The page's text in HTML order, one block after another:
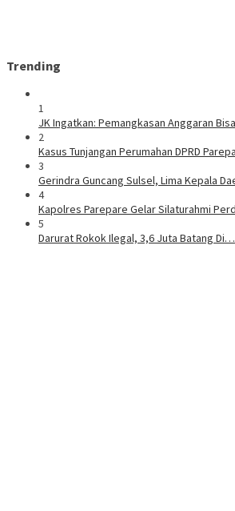
Trending
1
JK Ingatkan: Pemangkasan Anggaran
2
Kasus Tunjangan Perumahan DPRD
3
Gerindra Guncang Sulsel, Lima Kepala
4
Kapolres Parepare Gelar Silaturahmi
5
Darurat Rokok Ilegal, 3,6 Juta Batang Di…